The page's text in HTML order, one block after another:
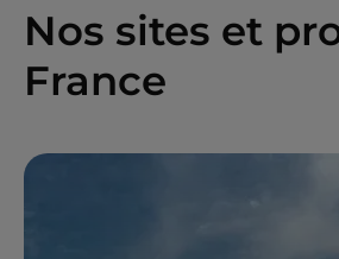
Nos sites et
France